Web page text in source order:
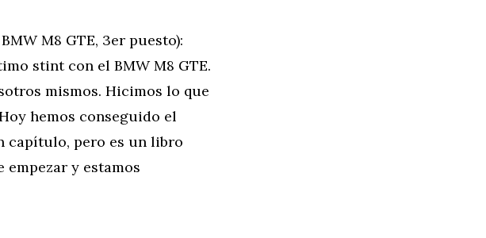
M8 GTE, 3er puesto):
stint con el BMW M8 GTE.
mismos. Hicimos lo que
hemos conseguido el
capítulo, pero es un libro
empezar y estamos